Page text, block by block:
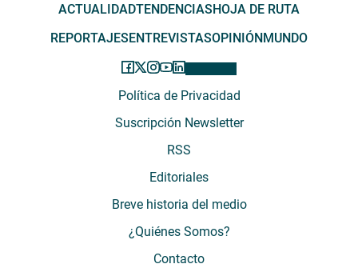
ACTUALIDADTENDENCIASHOJA DE RUTA
REPORTAJESENTREVISTASOPINIÓNMUNDO
Política de Privacidad
Suscripción Newsletter
RSS
Editoriales
Breve historia del medio
¿Quiénes Somos?
Contacto